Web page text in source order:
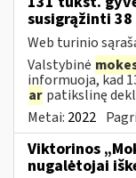
susigrąžinti 38
Web turinio
Valstybinė
informuoja, kad
ar patikslinę
Metai: 2022
Viktorinos
nugalėtojai